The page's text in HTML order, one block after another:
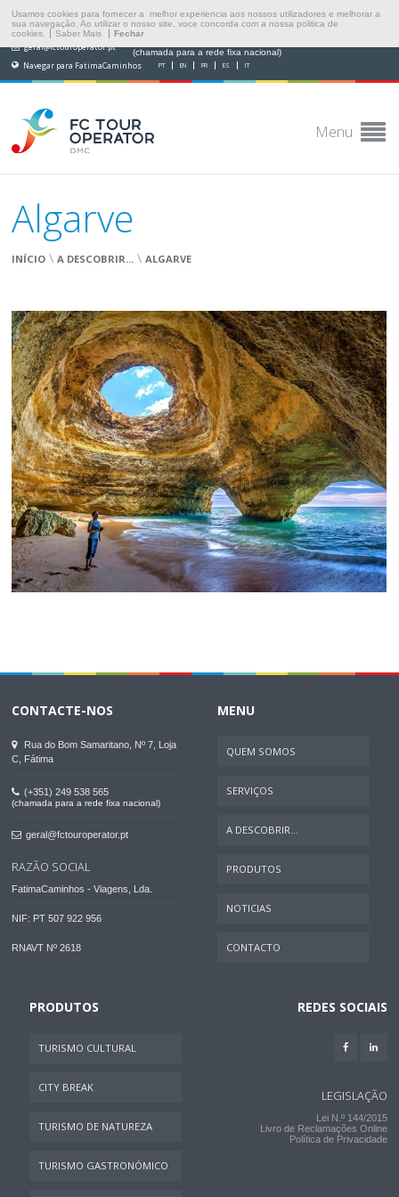
Usamos cookies para fornecer a melhor experiencia aos nossos utilizadores e melhorar a
sua navegação. Ao utilizar o nosso site, voce concorda com a nossa politica de
cookies.
Saber Mais Fechar
geral@fctouroperator.pt (chamada para a rede fixa nacional)
Navegar para FatimaCaminhos PT EN FR ES IT
Menu
Algarve
INÍCIO \ A DESCOBRIR... \ ALGARVE
CONTACTE-NOS
Rua do Bom Samaritano, Nº 7, Loja
C, Fátima
(+351) 249 538 565
(chamada para a rede fixa nacional)
geral@fctouroperator.pt
RAZÃO SOCIAL
FatimaCaminhos - Viagens, Lda.
NIF: PT 507 922 956
RNAVT Nº 2618
MENU
QUEM SOMOS
SERVIÇOS
A DESCOBRIR...
PRODUTOS
NOTICIAS
CONTACTO
PRODUTOS
TURISMO CULTURAL
CITY BREAK
TURISMO DE NATUREZA
TURISMO GASTRONÓMICO
REDES SOCIAIS
LEGISLAÇÃO
Lei N.º 144/2015
Livro de Reclamações Online
Política de Privacidade